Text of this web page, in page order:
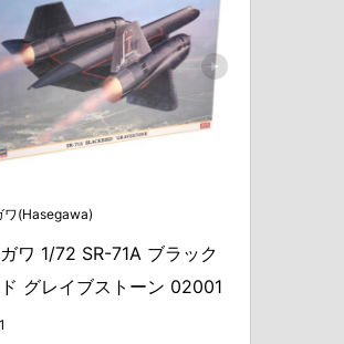
ワ(Hasegawa)
ワ 1/72 SR-71A ブラック
グレイブストーン 02001